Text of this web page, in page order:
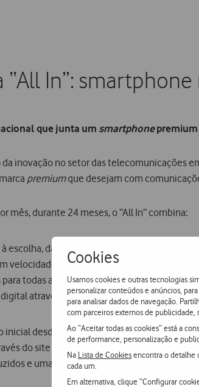
Cookies
Usamos cookies e outras tecnologias
personalizar conteúdos e anúncios,
para analisar dados de navegação.
com parceiros externos de publicidade,
Ao “Aceitar todas as cookies” está a
de performance, personalização e
Na Lista de Cookiesencontra o detalhe
cada um.
Em alternativa, clique “Configurar
“All In”:
que junta um smartphonepremium
inovação no setor das telecomunicações
premiumque desejam com
mês, durante 24 meses, o “All In” combina:
das marcas Apple, Samsung e Google;
velocidade até 1Gbps
todas as redes nacionais e em roaming
através do Google One.
desde 100 euros (valor que varia de
do site e das lojas físicas da Vodafone.
e uma maior diversidade de modelos de